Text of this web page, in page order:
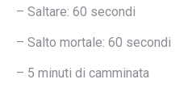
– Saltare: 60 secondi
– Salto mortale: 60 secondi
– 5 minuti di camminata